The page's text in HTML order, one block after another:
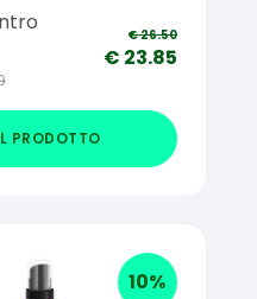
€26.50
€ 23.85
PRODOTTO
10%